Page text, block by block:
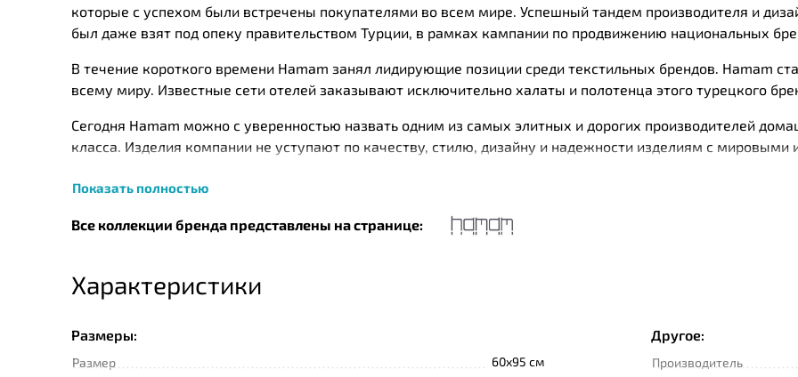
которые с успехом были встречены покупателями во всем мире. Успешный тандем производителя и
был даже взят под опеку правительством Турции, в рамках кампании по продвижению национальных
В течение короткого времени Нamam занял лидирующие позиции среди текстильных брендов. Нamam
всему миру. Известные сети отелей заказывают исключительно халаты и полотенца этого турецкого
Сегодня Нamam можно с уверенностью назвать одним из самых элитных и дорогих производителей
класса. Изделия компании не уступают по качеству, стилю, дизайну и надежности изделиям с мировыми
турецких и швейцарских технологов. Так, например, текстиль Нamam изготавливается с помощью
изначальный вид изделия до 50 стирок. Помимо хлопка бренд использует и другие
Показать полностью
Все коллекции бренда представлены на странице:
Характеристики
Размеры:
Размер 60x95 см
Другое:
Производитель